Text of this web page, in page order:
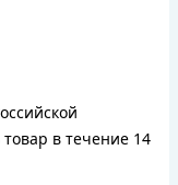
в течение 14